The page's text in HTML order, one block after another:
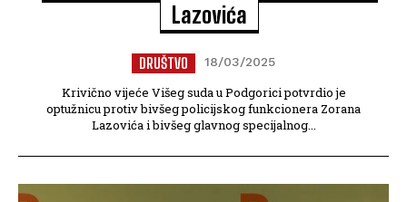
Lazovića
DRUŠTVO 18/03/2025
Krivično vijeće Višeg suda u Podgorici potvrdio je
optužnicu protiv bivšeg policijskog funkcionera Zorana
Lazovića i bivšeg glavnog specijalnog...